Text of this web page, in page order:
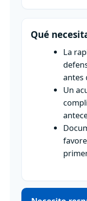
Qué
La
antes
Un